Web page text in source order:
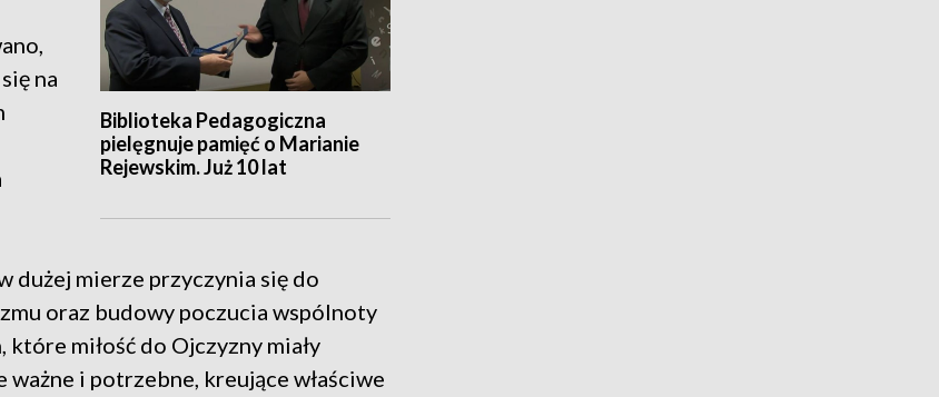
Biblioteka Pedagogiczna
pielęgnuje pamięć o Marianie
Rejewskim. Już 10 lat
na
dużej mierze przyczynia się do
oraz budowy poczucia wspólnoty
miłość do Ojczyzny miały
i potrzebne, kreujące właściwe